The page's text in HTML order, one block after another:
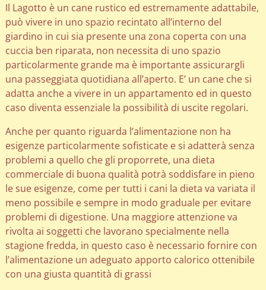
Il Lagotto è un cane rustico ed estremamente adattabile,
può vivere in uno spazio recintato all’interno del
giardino in cui sia presente una zona coperta con una
cuccia ben riparata, non necessita di uno spazio
particolarmente grande ma è importante assicurargli
una passeggiata quotidiana all’aperto. E’ un cane che si
adatta anche a vivere in un appartamento ed in questo
caso diventa essenziale la possibilità di uscite regolari.
Anche per quanto riguarda l’alimentazione non ha
esigenze particolarmente sofisticate e si adatterà senza
problemi a quello che gli proporrete, una dieta
commerciale di buona qualità potrà soddisfare in pieno
le sue esigenze, come per tutti i cani la dieta va variata il
meno possibile e sempre in modo graduale per evitare
problemi di digestione. Una maggiore attenzione va
rivolta ai soggetti che lavorano specialmente nella
stagione fredda, in questo caso è necessario fornire con
l’alimentazione un adeguato apporto calorico ottenibile
con una giusta quantità di grassi